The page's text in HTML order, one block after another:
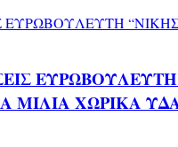
ΕΥΡΩΒΟΥΛΕΥΤΗ
ΜΙΛΙΑ ΧΩΡΙΚΑ